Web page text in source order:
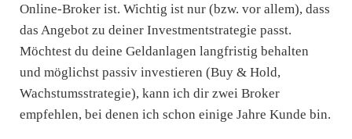
Online-Broker ist. Wichtig ist nur (bzw. vor allem), dass
das Angebot zu deiner Investmentstrategie passt.
Möchtest du deine Geldanlagen langfristig behalten
und möglichst passiv investieren (Buy & Hold,
Wachstumsstrategie), kann ich dir zwei Broker
empfehlen, bei denen ich schon einige Jahre Kunde bin.